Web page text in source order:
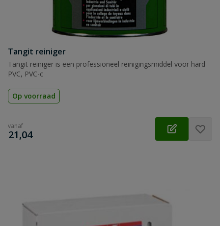
Tangit reiniger
Tangit reiniger is een professioneel reinigingsmiddel voor hard
PVC, PVC-c
Op voorraad
vanaf
€
21,04